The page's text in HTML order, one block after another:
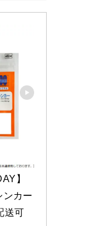
】
ンカー
送可